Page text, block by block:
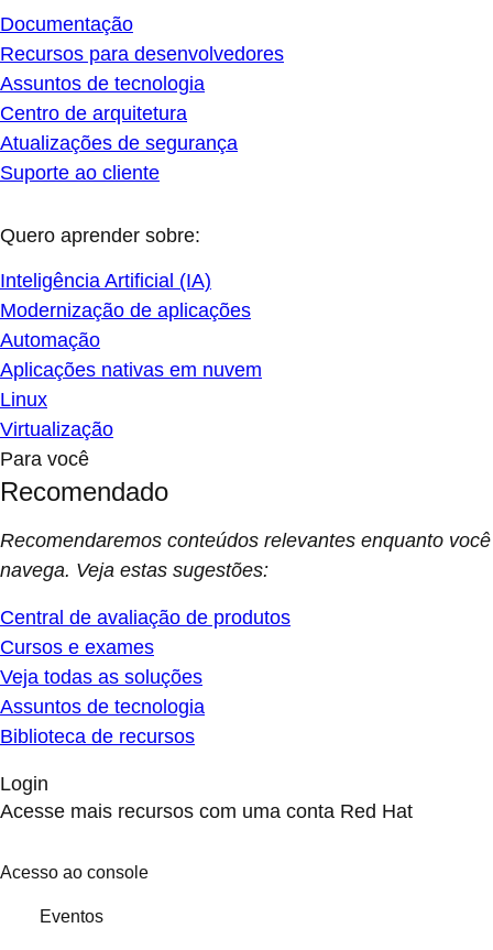
Documentação
Recursos para desenvolvedores
Assuntos de tecnologia
Centro de arquitetura
Atualizações de segurança
Suporte ao cliente
Quero aprender sobre:
Inteligência Artificial (IA)
Modernização de aplicações
Automação
Aplicações nativas em nuvem
Linux
Virtualização
Para você
Recomendado
Recomendaremos conteúdos relevantes enquanto você
navega. Veja estas sugestões:
Central de avaliação de produtos
Cursos e exames
Veja todas as soluções
Assuntos de tecnologia
Biblioteca de recursos
Login
Acesse mais recursos com uma conta Red Hat
Acesso ao console
Eventos